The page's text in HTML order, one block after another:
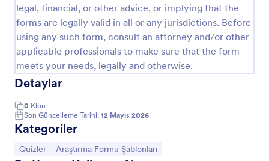
legal, financial, or other advice, or implying that the
forms are legally valid in all or any jurisdictions. Before
using any such form, consult an attorney and/or other
applicable professionals to make sure that the form
meets your needs, legally and otherwise.
Detaylar
0 Klon
Son Güncelleme Tarihi: 12 Mayıs 2026
Kategoriler
Kategoriye git:
Quizler Kategoriye git:
Araştırma Formu Şablonları
Şablon Kullan
Önizleme